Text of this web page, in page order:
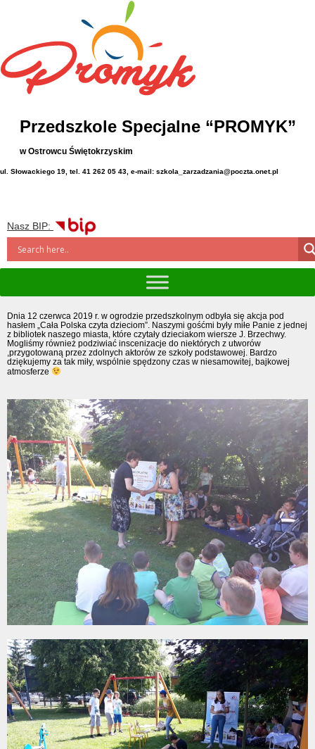
Przedszkole Specjalne “PROMYK”
w Ostrowcu Świętokrzyskim
ul. Słowackiego 19, tel. 41 262 05 43, e-mail: szkola_zarzadzania@poczta.onet.pl
Nasz BIP:
Dnia 12 czerwca 2019 r. w ogrodzie przedszkolnym odbyła się akcja pod
hasłem „Cała Polska czyta dzieciom”. Naszymi gośćmi były miłe Panie z jednej
z bibliotek naszego miasta, które czytały dzieciakom wiersze J. Brzechwy.
Mogliśmy również podziwiać inscenizacje do niektórych z utworów
,przygotowaną przez zdolnych aktorów ze szkoły podstawowej. Bardzo
dziękujemy za tak miły, wspólnie spędzony czas w niesamowitej, bajkowej
atmosferze